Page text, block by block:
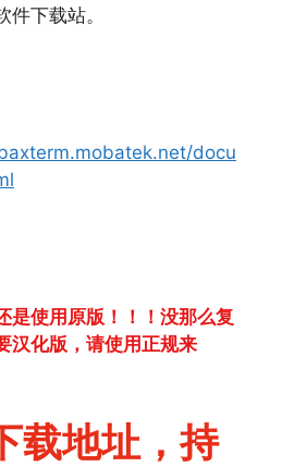
件下载站。
docu
是使用原版！！！没那么复
汉化版，请使用正规来
载地址，持